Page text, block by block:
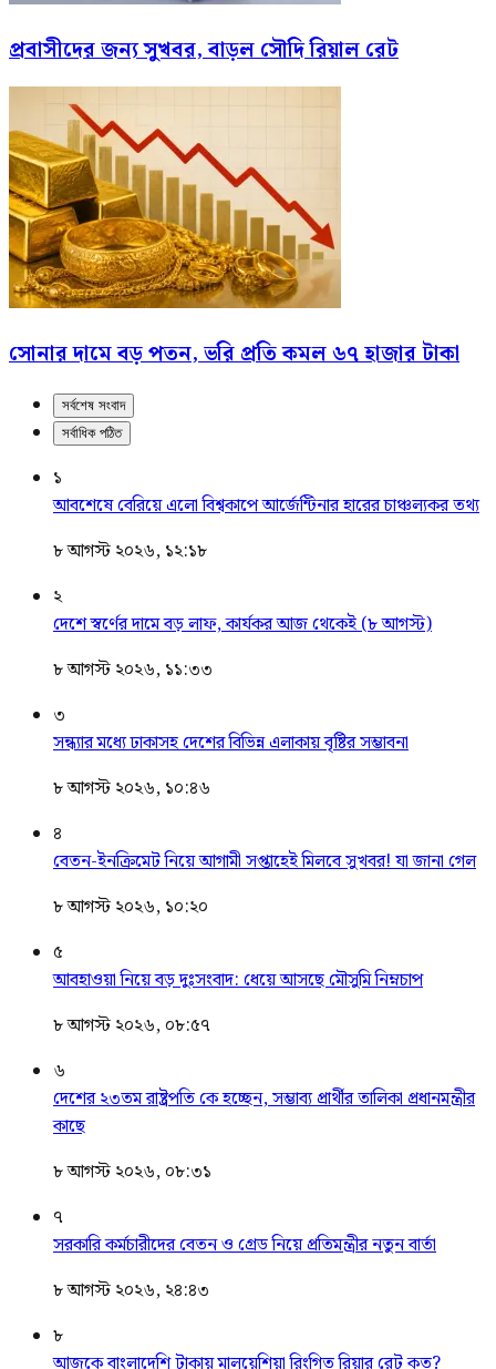
প্রবাসীদের জন্য সুখবর, বাড়ল সৌদি রিয়াল রেট
সোনার দামে বড় পতন, ভরি প্রতি কমল ৬৭ হাজার টাকা
সর্বশেষ সংবাদ
সর্বাধিক পঠিত
১
আবশেষে বেরিয়ে এলো বিশ্বকাপে আর্জেন্টিনার হারের চাঞ্চল্যকর তথ্য
৮ আগস্ট ২০২৬, ১২:১৮
২
দেশে স্বর্ণের দামে বড় লাফ, কার্যকর আজ থেকেই (৮ আগস্ট)
৮ আগস্ট ২০২৬, ১১:৩৩
৩
সন্ধ্যার মধ্যে ঢাকাসহ দেশের বিভিন্ন এলাকায় বৃষ্টির সম্ভাবনা
৮ আগস্ট ২০২৬, ১০:৪৬
৪
বেতন-ইনক্রিমেট নিয়ে আগামী সপ্তাহেই মিলবে সুখবর! যা জানা গেল
৮ আগস্ট ২০২৬, ১০:২০
৫
আবহাওয়া নিয়ে বড় দুঃসংবাদ: ধেয়ে আসছে মৌসুমি নিম্নচাপ
৮ আগস্ট ২০২৬, ০৮:৫৭
৬
দেশের ২৩তম রাষ্ট্রপতি কে হচ্ছেন, সম্ভাব্য প্রার্থীর তালিকা প্রধানমন্ত্রীর
কাছে
৮ আগস্ট ২০২৬, ০৮:৩১
৭
সরকারি কর্মচারীদের বেতন ও গ্রেড নিয়ে প্রতিমন্ত্রীর নতুন বার্তা
৮ আগস্ট ২০২৬, ২৪:৪৩
৮